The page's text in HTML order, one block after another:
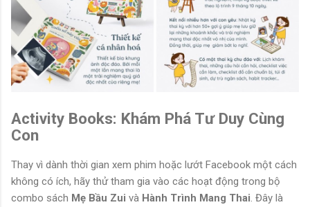
Activity Books: Khám Phá Tư Duy Cùng
Con
Thay vì dành thời gian xem phim hoặc lướt Facebook một cách
không có ích, hãy thử tham gia vào các hoạt động trong bộ
combo sách Mẹ Bầu Zui và Hành Trình Mang Thai . Đây là